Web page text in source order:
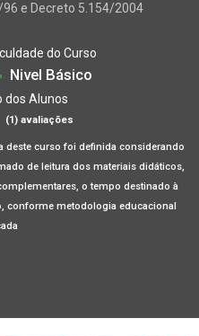
e Decreto 5.154/2004
do Curso
Nivel Básico
dos Alunos
(1) avaliações
deste curso foi definida considerando
de leitura dos materiais didáticos,
o tempo destinado à
conforme metodologia educacional